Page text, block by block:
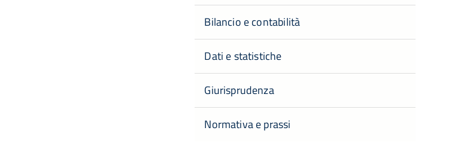
Bilancio e contabilità
Dati e statistiche
Giurisprudenza
Normativa e prassi